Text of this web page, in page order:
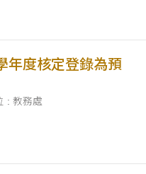
年度核定登錄為預
: 教務處